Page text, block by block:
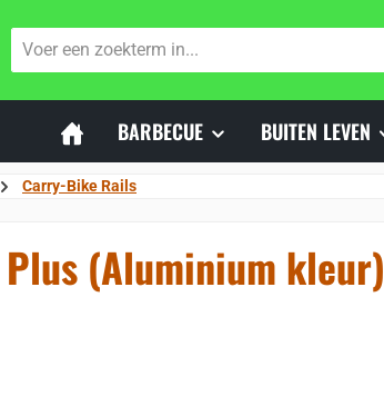
BARBECUE BUITEN LEVEN
Carry-Bike Rails
(Aluminium kleur)